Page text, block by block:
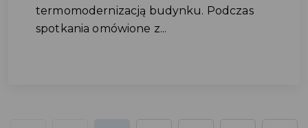
termomodernizacją budynku. Podczas
spotkania omówione z...